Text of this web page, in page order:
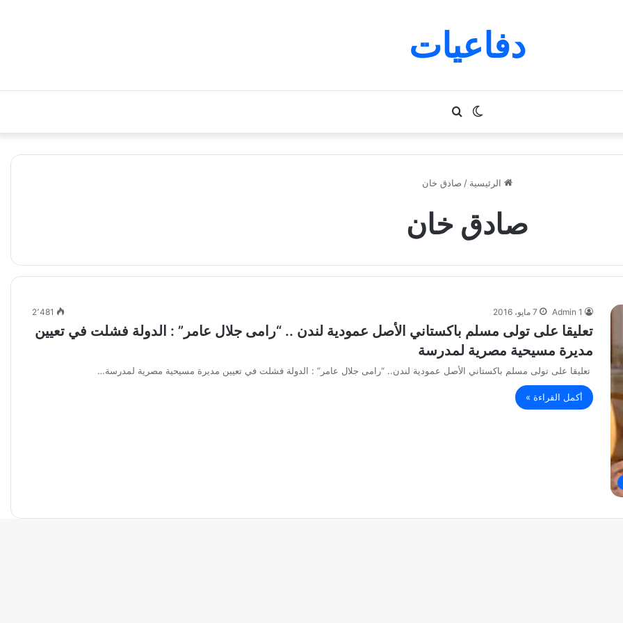
دفاعيات
بحث
عن
الوضع
المظلم
الرئيسية / صادق خان
صادق خان
Admin 1 7 مايو، 2016 2٬481
تعليقا على تولى مسلم باكستاني الأصل عمودية لندن .. “رامى جلال عامر” : الدولة فشلت في تعيين
مديرة مسيحية مصرية لمدرسة
تعليقا على تولى مسلم باكستاني الأصل عمودية لندن.. “رامى جلال عامر” : الدولة فشلت في تعيين مديرة مسيحية مصرية لمدرسة…
أكمل القراءة »